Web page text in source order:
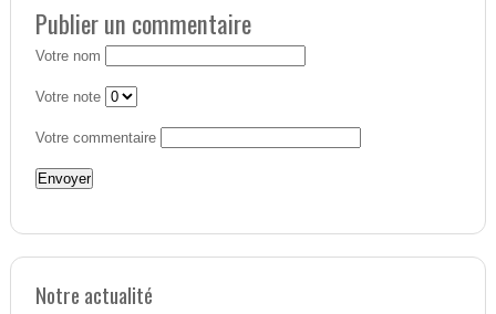
Publier un commentaire
Votre nom
Votre note
Votre commentaire
Notre actualité